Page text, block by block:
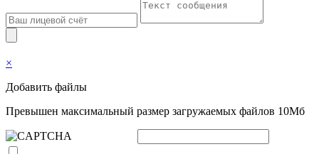
×
Добавить файлы
Превышен максимальный размер загружаемых файлов 10Мб